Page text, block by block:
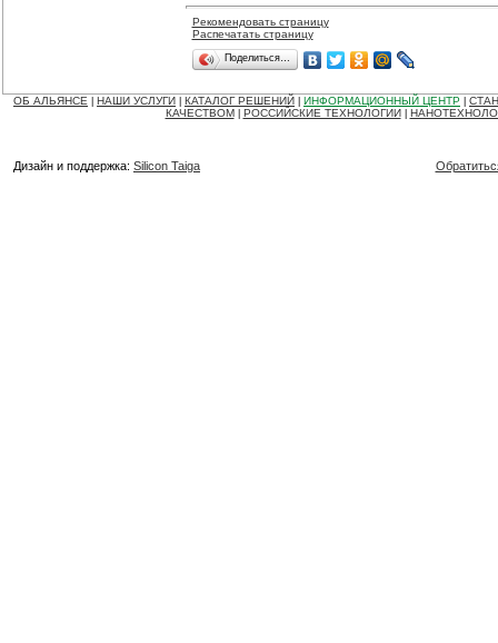
Рекомендовать страницу
Распечатать страницу
Поделиться…
ОБ АЛЬЯНСЕ НАШИ УСЛУГИ КАТАЛОГ РЕШЕНИЙ ИНФОРМАЦИОННЫЙ ЦЕНТР
КАЧЕСТВОМ
РОССИЙСКИЕ ТЕХНОЛОГИИ
Дизайн и поддержка: Silicon Taiga